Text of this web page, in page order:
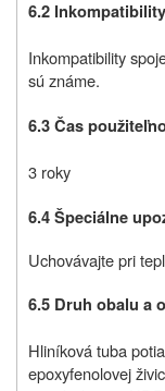
6.2 Inkompatibility
Inkompatibility
sú známe.
6.3 Čas
3 roky
6.4 Špeciálne
Uchovávajte pri
6.5 Druh obalu a
Hliníková tuba
epoxyfenolovej